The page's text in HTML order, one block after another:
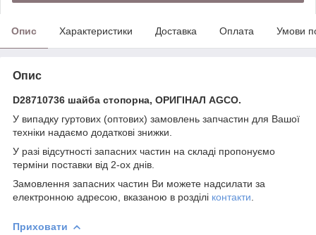
Опис Характеристики Доставка Оплата Умови
Опис
D28710736 шайба стопорна, ОРИГІНАЛ AGCO.
У випадку гуртових (оптових) замовлень запчастин для Вашої
техніки надаємо додаткові знижки.
У разі відсутності запасних частин на складі пропонуємо
терміни поставки від 2-ох днів.
Замовлення запасних частин Ви можете надсилати за
електронною адресою, вказаною в розділі контакти
Приховати